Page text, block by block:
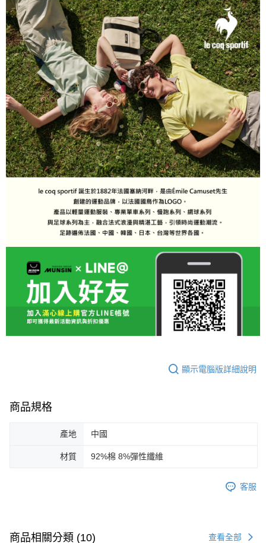
顯示電腦版詳細說明
商品規格
產地 中國
材質 92%棉 8%彈性纖維
客服
商品相關分類 (10) 查看全部